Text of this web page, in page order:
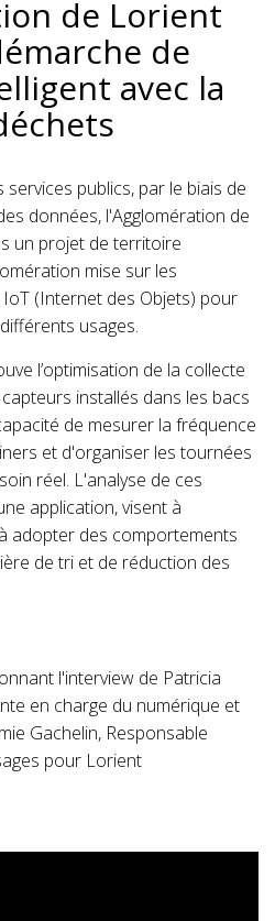
de Lorient
de
avec la
publics, par le biais de
données, l'Agglomération de
un projet de territoire
mise sur les
(Internet des Objets) pour
usages.
l’optimisation de la collecte
installés dans les bacs
de mesurer la fréquence
et d'organiser les tournées
réel. L'analyse de ces
application, visent à
adopter des comportements
de tri et de réduction des
l'interview de Patricia
en charge du numérique et
Gachelin, Responsable
pour Lorient